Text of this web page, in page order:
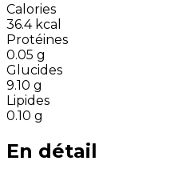
Calories
36.4 kcal
Protéines
0.05 g
Glucides
9.10 g
Lipides
0.10 g
En détail